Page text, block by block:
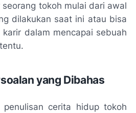
seorang tokoh mulai dari awal
dilakukan saat ini atau bisa
karir dalam mencapai sebuah
yang Dibahas
penulisan cerita hidup tokoh